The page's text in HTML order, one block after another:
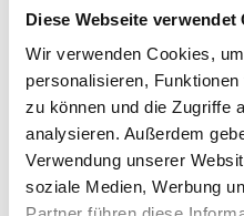
Diese Webseite verwendet
Wir verwenden Cookies,
personalisieren,
zu können und die Zugriffe
analysieren. Außerdem
Verwendung unserer
soziale Medien, Werbung